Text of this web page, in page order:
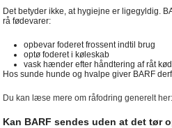
Det betyder ikke, at hygiejne er ligegyldig.
rå fødevarer:
opbevar foderet frossent indtil brug
optø foderet i køleskab
vask hænder efter håndtering af råt kød
Hos sunde hunde og hvalpe giver BARF
Du kan læse mere om råfodring generelt her:
Kan BARF sendes uden at det tør